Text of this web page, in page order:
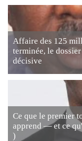
Affaire des 125
terminée, le
décisive
Ce que le premier
apprend — et ce
)